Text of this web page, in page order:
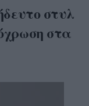
στυλ
στα